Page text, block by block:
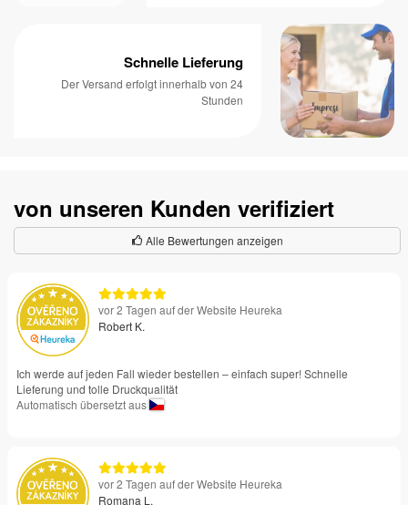
Schnelle Lieferung
Der Versand erfolgt innerhalb von 24
Stunden
von unseren Kunden verifiziert
Alle Bewertungen anzeigen
vor 2 Tagen auf der Website Heureka
Robert K.
Ich werde auf jeden Fall wieder bestellen – einfach super! Schnelle
Lieferung und tolle Druckqualität
Automatisch übersetzt aus
vor 2 Tagen auf der Website Heureka
Romana L.